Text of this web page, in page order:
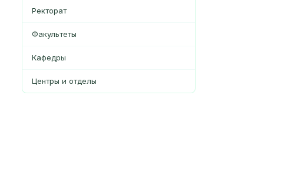
Ректорат
Факультеты
Кафедры
Центры и отделы